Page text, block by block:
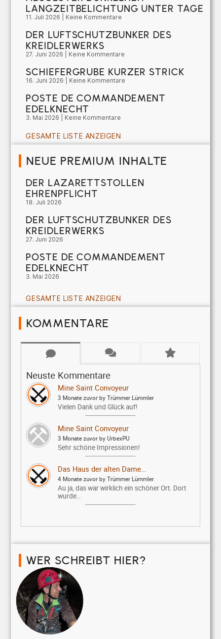
LANGZEITBELICHTUNG UNTER TAGE
11. Juli 2026 Keine Kommentare
DER LUFTSCHUTZBUNKER DES
KREIDLERWERKS
27. Juni 2026 Keine Kommentare
SCHIEFERGRUBE KURZER STRICK
16. Juni 2026 Keine Kommentare
POSTE DE COMMANDEMENT
EDELKNECHT
3. Mai 2026 Keine Kommentare
GESAMTE LISTE ANZEIGEN
NEUE PREMIUM INHALTE
DER LAZARETTSTOLLEN
EHRENPFLICHT
18. Juli 2026
DER LUFTSCHUTZBUNKER DES
KREIDLERWERKS
27. Juni 2026
POSTE DE COMMANDEMENT
EDELKNECHT
3. Mai 2026
GESAMTE LISTE ANZEIGEN
KOMMENTARE
Neuste Kommentare
Mine Saint Convoyeur
3 Monate zuvor by Trümmer Lümmler
Vielen Dank und Glück auf!
Mine Saint Convoyeur
3 Monate zuvor by UrbexPU
Sehr schöne Impressionen!
Das Haus der alten Dame…
4 Monate zuvor by Trümmer Lümmler
Au ja, das war wirklich ein schöner Ort. Dort
wurde…
WER SCHREIBT HIER?